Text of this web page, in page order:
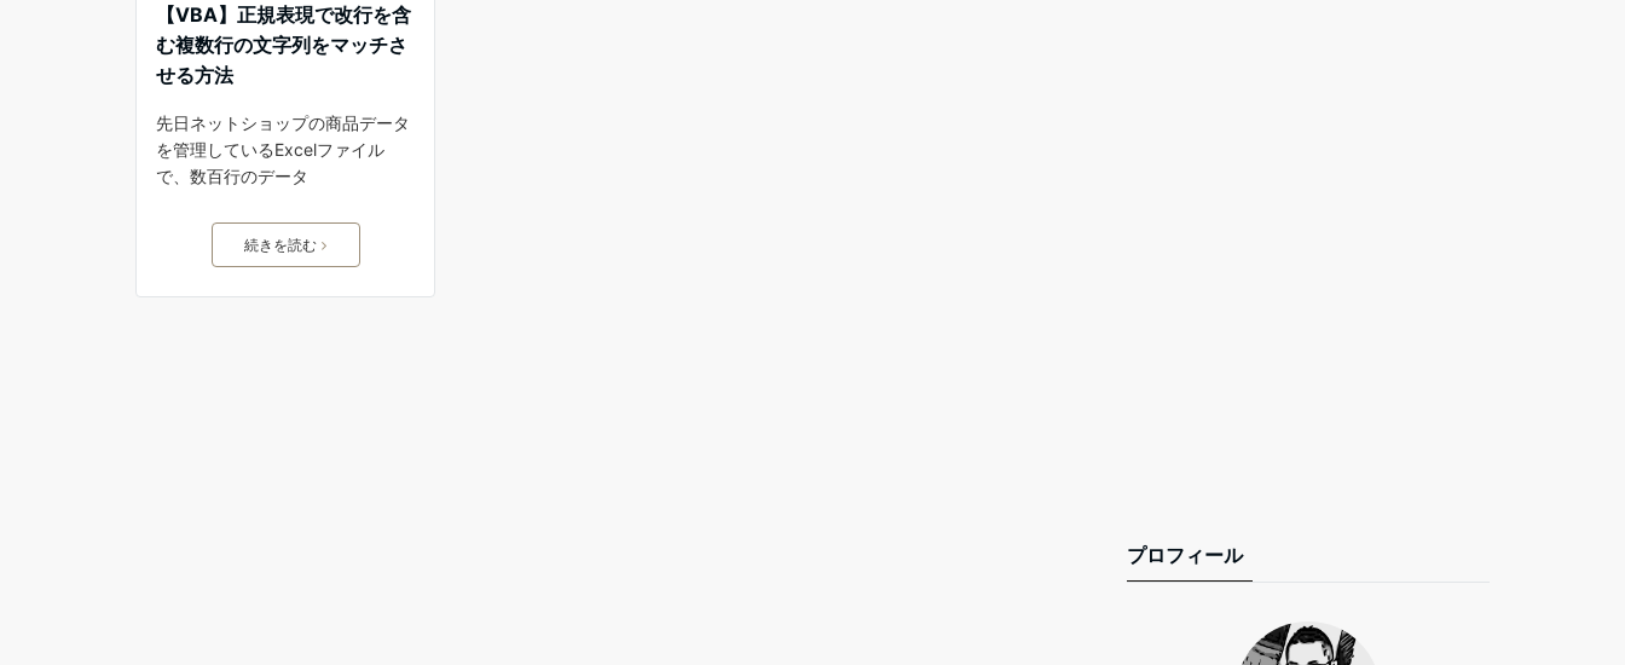
【VBA】正規表現で改行を含
む複数行の文字列をマッチさ
せる方法
先日ネットショップの商品データ
を管理しているExcelファイル
で、数百行のデータ
続きを読む
プロフィール